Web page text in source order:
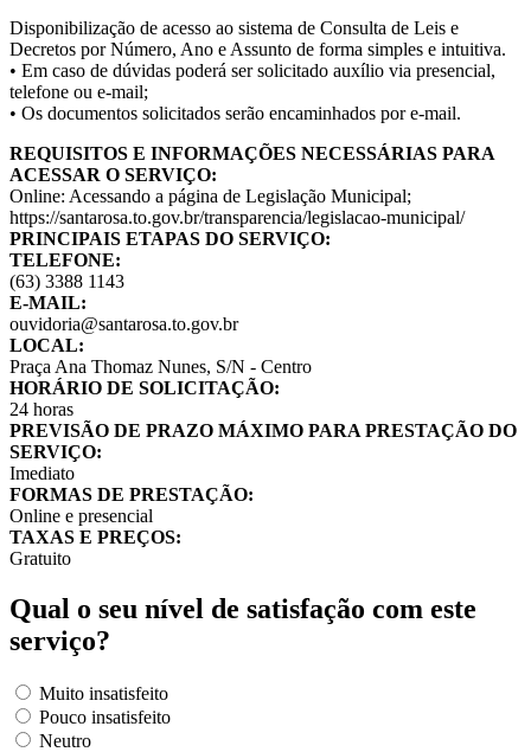
Disponibilização de acesso ao sistema de Consulta de Leis e
Decretos por Número, Ano e Assunto de forma simples e intuitiva.
• Em caso de dúvidas poderá ser solicitado auxílio via presencial,
telefone ou e-mail;
• Os documentos solicitados serão encaminhados por e-mail.
REQUISITOS E INFORMAÇÕES NECESSÁRIAS PARA
ACESSAR O SERVIÇO:
Online: Acessando a página de Legislação Municipal;
https://santarosa.to.gov.br/transparencia/legislacao-municipal/
PRINCIPAIS ETAPAS DO SERVIÇO:
TELEFONE:
(63) 3388 1143
E-MAIL:
ouvidoria@santarosa.to.gov.br
LOCAL:
Praça Ana Thomaz Nunes, S/N - Centro
HORÁRIO DE SOLICITAÇÃO:
24 horas
PREVISÃO DE PRAZO MÁXIMO PARA PRESTAÇÃO DO
SERVIÇO:
Imediato
FORMAS DE PRESTAÇÃO:
Online e presencial
TAXAS E PREÇOS:
Gratuito
Qual o seu nível de satisfação com este
serviço?
Muito insatisfeito
Pouco insatisfeito
Neutro